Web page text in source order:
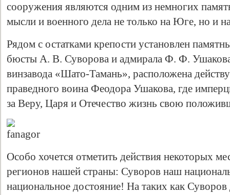
сооружения являются одним из немногих
мысли и военного дела не только на Юге, но и
Рядом с остатками крепости установлен
бюсты А. В. Суворова и адмирала Ф. Ф.
винзавода «Шато-Тамань», расположена
праведного воина Феодора Ушакова, где
за Веру, Царя и Отечество жизнь свою
Особо хочется отметить действия некоторых
регионов нашей страны: Суворов наш
национальное достояние! На таких как